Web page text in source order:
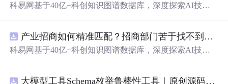
科易网基于40亿+科创知识图谱数据库，深度探索AI技术
新领域的AI+数智化解决方案，推动科技创新与产业创新
智能化发展。
产业招商如何精准匹配？招商部门苦于找不到符合产业链补链强链方向的目标企业怎么办？.docx
科易网基于40亿+科创知识图谱数据库，深度探索AI技术
新领域的AI+数智化解决方案，推动科技创新与产业创新大模型工具Schema枚举鲁棒性工具｜原创源码+测试+离线报告